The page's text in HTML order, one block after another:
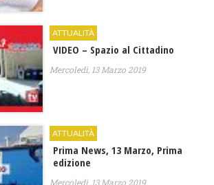
ATTUALITÀ
VIDEO – Spazio al Cittadino
Mercoledì, 13 Marzo 2019
ATTUALITÀ
Prima News, 13 Marzo, Prima
edizione
Mercoledì, 13 Marzo 2019